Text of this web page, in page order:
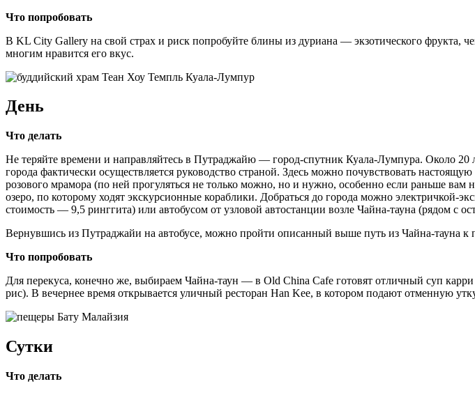
Что попробовать
В KL City Gallery на свой страх и риск попробуйте блины из дуриана — экзотического фрукта,
многим нравится его вкус.
День
Что делать
Не теряйте времени и направляйтесь в Путраджайю — город-спутник Куала-Лумпура. Около 20
города фактически осуществляется руководство страной. Здесь можно почувствовать
розового мрамора (по ней прогуляться не только можно, но и нужно, особенно если раньше
озеро, по которому ходят экскурсионные кораблики. Добраться до города можно электричкой-
стоимость — 9,5 ринггита) или автобусом от узловой автостанции возле Чайна-тауна (рядом с
Вернувшись из Путраджайи на автобусе, можно пройти описанный выше путь из Чайна-тауна к
Что попробовать
Для перекуса, конечно же, выбираем Чайна-таун — в Old China Cafe готовят отличный суп
рис). В вечернее время открывается уличный ресторан Han Kee, в котором подают отменную
Сутки
Что делать